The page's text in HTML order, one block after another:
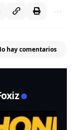
hay comentarios